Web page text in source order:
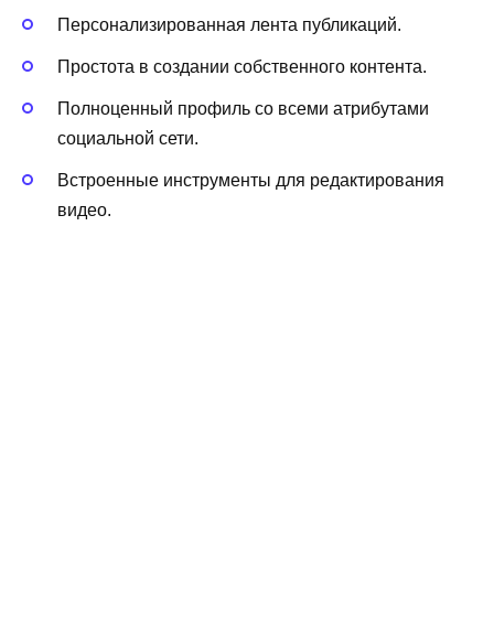
Персонализированная лента публикаций.
Простота в создании собственного контента.
Полноценный профиль со всеми атрибутами
социальной сети.
Встроенные инструменты для редактирования
видео.